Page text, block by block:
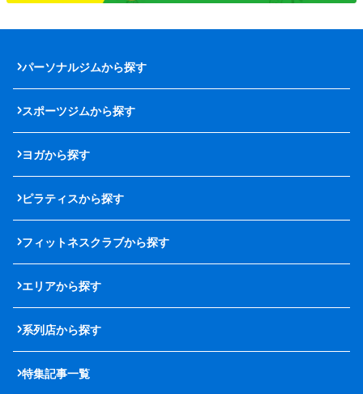
パーソナルジムから探す
スポーツジムから探す
ヨガから探す
ピラティスから探す
フィットネスクラブから探す
エリアから探す
系列店から探す
特集記事一覧